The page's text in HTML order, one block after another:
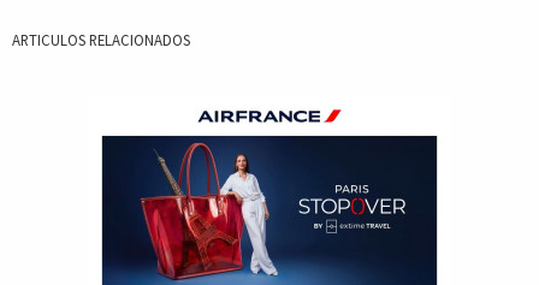
ARTICULOS RELACIONADOS